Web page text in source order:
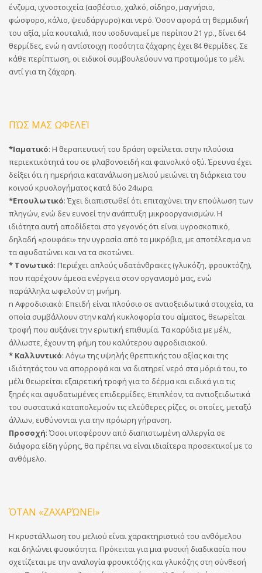
ένζυμα, ιχνοστοιχεία (ασβέστιο, χαλκό, σίδηρο, μαγνήσιο,
φώσφορο, κάλιο, ψευδάργυρο) και νερό. Όσον αφορά τη θερμιδική
του αξία, μία κουταλιά, που ισοδυναμεί με περίπου 21 γρ., δίνει 64
θερμίδες, ενώ η αντίστοιχη ποσότητα ζάχαρης έχει 84 θερμίδες. Σε
κάθε περίπτωση, οι ειδικοί συμβουλεύουν να προτιμούμε το μέλι
αντί για τη ζάχαρη.
ΠΏΣ ΜΑΣ ΩΦΕΛΕΊ
*Ιαματικό: Η θεραπευτική του δράση οφείλεται στην πλούσια
περιεκτικότητά του σε φλαβονοειδή και φαινολικό οξύ. Έρευνα έχει
δείξει ότι η ημερήσια κατανάλωση μελιού μειώνει τη διάρκεια του
κοινού κρυολογήματος κατά δύο 24ωρα.
*Επουλωτικό: Έχει διαπιστωθεί ότι επιταχύνει την επούλωση των
πληγών, ενώ δεν ευνοεί την ανάπτυξη μικροοργανισμών. Η
ιδιότητα αυτή αποδίδεται στο γεγονός ότι είναι υγροσκοπικό,
δηλαδή «ρουφάει» την υγρασία από τα μικρόβια, με αποτέλεσμα να
τα αφυδατώνει και να τα σκοτώνει.
* Τονωτικό: Περιέχει απλούς υδατάνθρακες (γλυκόζη, φρουκτόζη),
που παρέχουν άμεσα ενέργεια στον οργανισμό μας, ενώ
παράλληλα ωφελούν τη μνήμη.
n Αφροδισιακό: Επειδή είναι πλούσιο σε αντιοξειδωτικά στοιχεία, τα
οποία συμβάλλουν στην καλή κυκλοφορία του αίματος, θεωρείται
τροφή που αυξάνει την ερωτική επιθυμία. Τα καρύδια με μέλι,
άλλωστε, έχουν τη φήμη του καλύτερου αφροδισιακού.
* Καλλυντικό: Λόγω της υψηλής θρεπτικής του αξίας και της
ιδιότητάς του να απορροφά και να διατηρεί νερό στα μόριά του, το
μέλι θεωρείται εξαιρετική τροφή για το δέρμα και ειδικά για τις
ξηρές και αφυδατωμένες επιδερμίδες. Επιπλέον, τα αντιοξειδωτικά
του συστατικά καταπολεμούν τις ελεύθερες ρίζες, οι οποίες, μεταξύ
άλλων, ευθύνονται για την πρόωρη γήρανση.
Προσοχή: Όσοι υποφέρουν από διαπιστωμένη αλλεργία σε
διάφορα είδη γύρης, θα πρέπει να είναι ιδιαίτερα προσεκτικοί με το
ανθόμελο.
ΌΤΑΝ «ΖΑΧΑΡΏΝΕΙ»
Η κρυστάλλωση του μελιού είναι χαρακτηριστικό του ανθόμελου
και δηλώνει φυσικότητα. Πρόκειται για μια φυσική διαδικασία που
σχετίζεται με την αναλογία φρουκτόζης και γλυκόζης στη σύνθεσή